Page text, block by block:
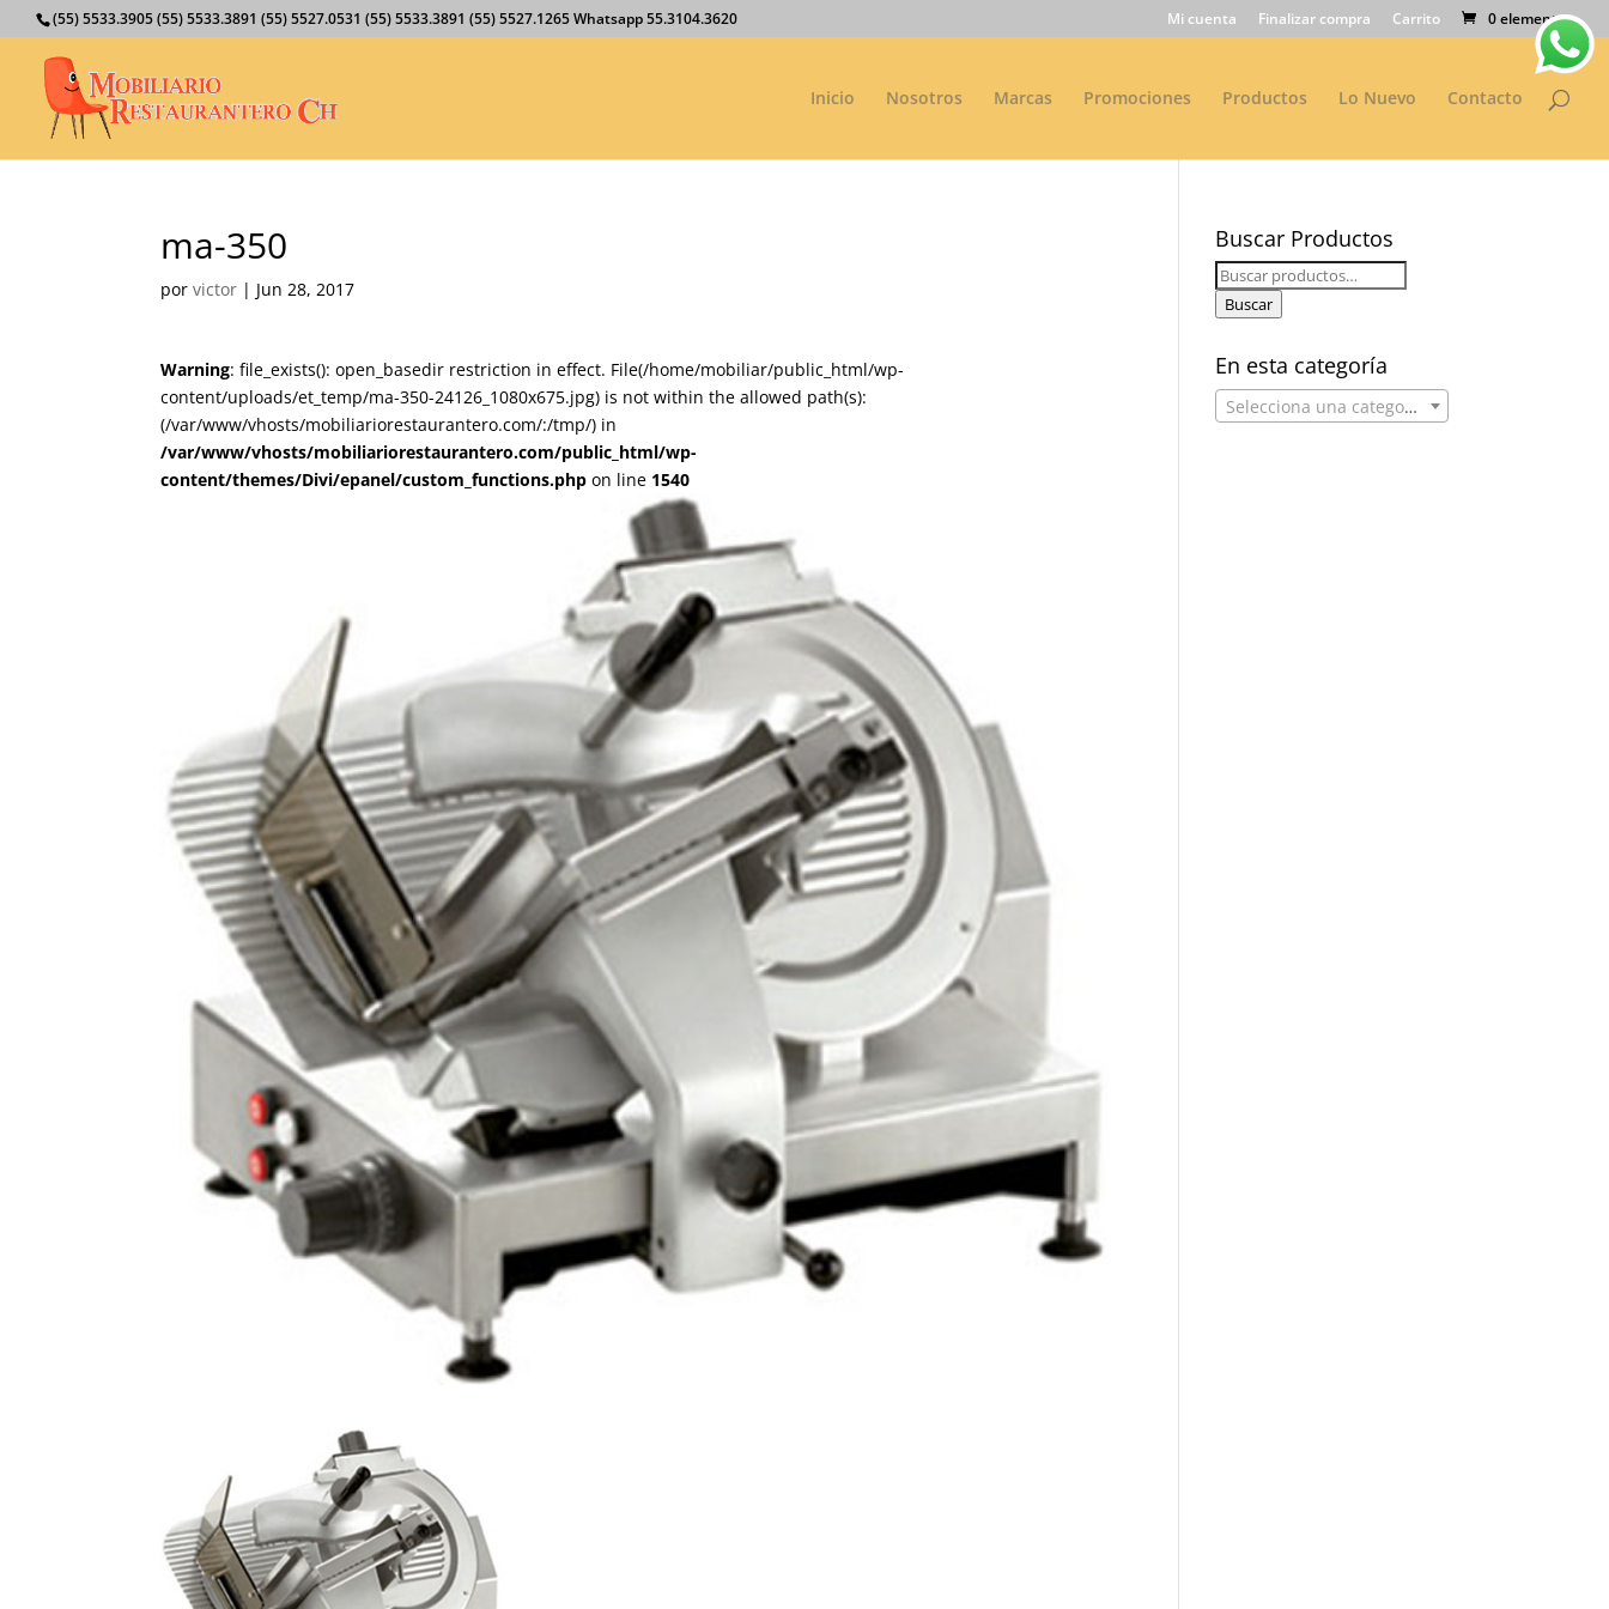
(55) 5533.3905 (55) 5533.3891 (55) 5527.0531 (55) 5533.3891 (55) 5527.1265 Whatsapp 55.3104.3620 Mi cuenta Finalizar compra Carrito 0 elementos
Inicio Nosotros Marcas Promociones Productos Lo Nuevo Contacto
ma-350
porvictor | Jun 28, 2017
Warning: file_exists(): open_basedir restriction in effect. File(/home/mobiliar/public_html/wp-
content/uploads/et_temp/ma-350-24126_1080x675.jpg) is not within the allowed path(s):
(/var/www/vhosts/mobiliariorestaurantero.com/:/tmp/) in
/var/www/vhosts/mobiliariorestaurantero.com/public_html/wp-
content/themes/Divi/epanel/custom_functions.php on line 1540
Buscar Productos
Buscar
por:
Buscar
En esta categoría
Selecciona una categoría